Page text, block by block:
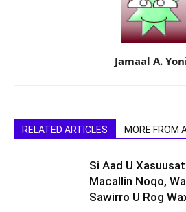
Jamaal A.
RELATED ARTICLES MORE FROM
Si Aad U
Macallin Noqo,
Sawirro U Rog